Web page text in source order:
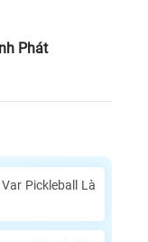
Phát
Pickleball Là